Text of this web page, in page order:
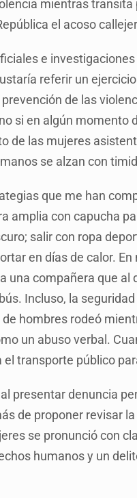
mientras transita
el acoso
e
referir un
de las
si en algún momento
de las mujeres
se alzan con
que me han
amplia con capucha
salir con ropa
en días de calor.
una compañera que
Incluso, la
hombres rodeó
un abuso verbal.
transporte público
presentar denuncia
de proponer revisar
se pronunció con
humanos y un